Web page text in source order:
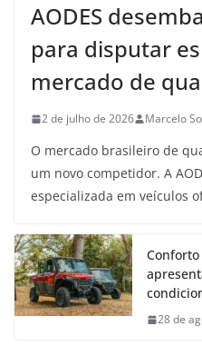
AODES
para disputar
mercado de
2 de julho de 2026 Marcelo
O mercado brasileiro de
um novo competidor. A
especializada em veículos
Conforto
28 de